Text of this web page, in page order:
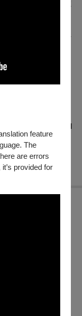
feature
The
are errors
provided for
三廳電影」（客廳
敘事，也成流行經
鏡、變焦等當年流行
重讀此片。
spark with
of
and a shattering
that can’t
Superstar, directed
and Chin Han, and
—a three-
2017.
票，每人限索兩
Desk one hour
person. Available
12:00 pm.